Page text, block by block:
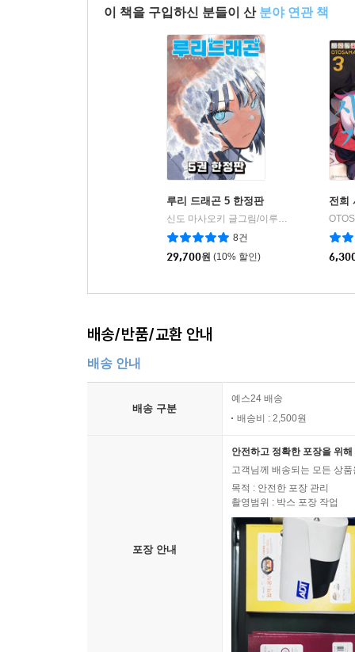
이 책을 구입하신 분들이 산 분야 연관 책
루리 드래곤 5 한정판
신도 마사오키 글그림/이루다 역
서울미디
8건
29,700원 (10% 할인)
전희
배송/반품/교환 안내
배송 안내
배송 구분
예스24 배송
배송비 : 2,500원
포장 안내
안전하고 정확한 포장을 위
고객님께 배송되는 모든 상
목적 : 안전한 포장 관리
촬영범위 : 박스 포장 작업